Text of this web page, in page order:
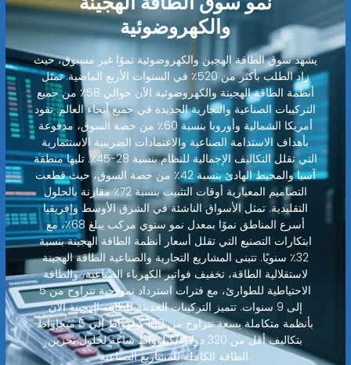
والكهروضوئية
يشهد سوق الطاقة الهجين والكهروضوئية نموًا غير مسبوق، حيث
زاد الطلب بأكثر من 520٪ في السنوات الأربع الماضية. تمثل
أنظمة الطاقة الهجينة والكهروضوئية الآن حوالي 58٪ من جميع
التركيبات الصناعية والتجارية الجديدة في جميع أنحاء العالم. تقود
أمريكا الشمالية وأوروبا بنسبة 60٪ من حصة السوق، مدفوعة
بأهداف الاستدامة الصناعية والاعتمادات الضريبية الاستثمارية
التي تقلل التكاليف الإجمالية للنظام بنسبة 28-45٪. تليها منطقة
آسيا والمحيط الهادئ بنسبة 42٪ من حصة السوق، حيث قطعت
التصاميم المعيارية أوقات التثبيت بنسبة 72٪ مقارنة بالحلول
التقليدية. تمثل الأسواق الناشئة في الشرق الأوسط وإفريقيا
أسرع المناطق نموًا بمعدل نمو سنوي مركب يبلغ 68٪، مع
ابتكارات التصنيع التي تقلل أسعار أنظمة الطاقة الهجينة بنسبة
32٪ سنويًا. تتبنى المشاريع التجارية والصناعية الطاقة الهجينة
لاستقلالية الطاقة، تخفيف فواتير الكهرباء الصناعية، والطاقة
الاحتياطية للطوارئ، مع فترات استرداد نموذجية تتراوح من 5
إلى 9 سنوات. تتميز التركيبات الحديثة للطاقة الهجينة الآن
بأنظمة متكاملة بسعة تتراوح من 100 كيلوواط إلى 5 ميجاواط
بتكاليف أقل من 320 دولارًا/كيلوواط ساعة لحلول تخزين
الطاقة الكاملة للمشاريع الصناعية.